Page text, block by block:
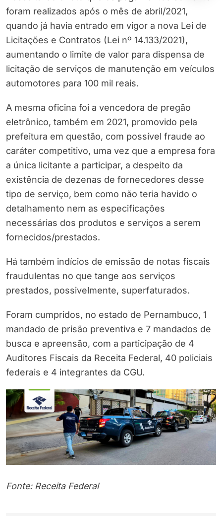
foram realizados após o mês de abril/2021,
quando já havia entrado em vigor a nova Lei de
Licitações e Contratos (Lei nº 14.133/2021),
aumentando o limite de valor para dispensa de
licitação de serviços de manutenção em veículos
automotores para 100 mil reais.
A mesma oficina foi a vencedora de pregão
eletrônico, também em 2021, promovido pela
prefeitura em questão, com possível fraude ao
caráter competitivo, uma vez que a empresa fora
a única licitante a participar, a despeito da
existência de dezenas de fornecedores desse
tipo de serviço, bem como não teria havido o
detalhamento nem as especificações
necessárias dos produtos e serviços a serem
fornecidos/prestados.
Há também indícios de emissão de notas fiscais
fraudulentas no que tange aos serviços
prestados, possivelmente, superfaturados.
Foram cumpridos, no estado de Pernambuco, 1
mandado de prisão preventiva e 7 mandados de
busca e apreensão, com a participação de 4
Auditores Fiscais da Receita Federal, 40 policiais
federais e 4 integrantes da CGU.
Fonte: Receita Federal